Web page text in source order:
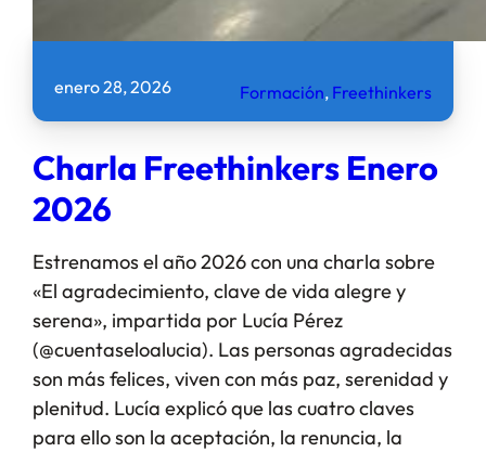
enero 28, 2026 Formación, Freethinkers
Charla Freethinkers Enero
2026
Estrenamos el año 2026 con una charla sobre
«El agradecimiento, clave de vida alegre y
serena», impartida por Lucía Pérez
(@cuentaseloalucia). Las personas agradecidas
son más felices, viven con más paz, serenidad y
plenitud. Lucía explicó que las cuatro claves
para ello son la aceptación, la renuncia, la